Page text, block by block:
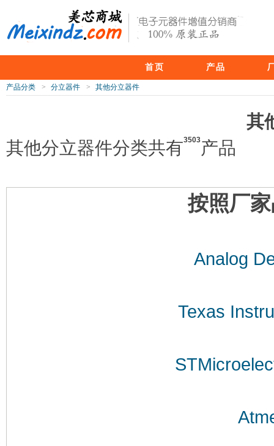
首页 产品
产品分类 > 分立器件 > 其他分立器件
其
其他分立器件分类共有3503产品
按照厂
Analog
Texas